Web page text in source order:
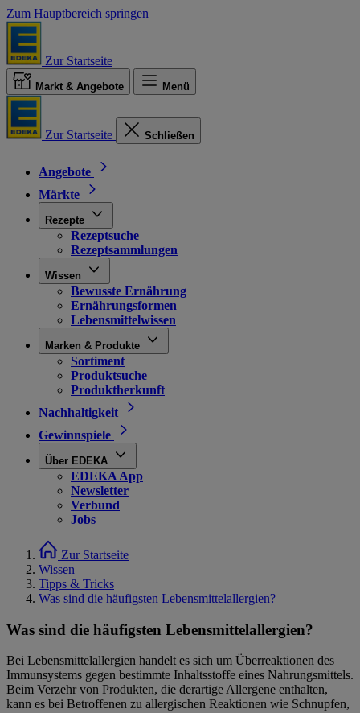
Zum Hauptbereich springen
Zur Startseite
Markt & Angebote Menü
Zur Startseite Schließen
Angebote
Märkte
Rezepte
Rezeptsuche
Rezeptsammlungen
Wissen
Bewusste Ernährung
Ernährungsformen
Lebensmittelwissen
Marken & Produkte
Sortiment
Produktsuche
Produktherkunft
Nachhaltigkeit
Gewinnspiele
Über EDEKA
EDEKA App
Newsletter
Verbund
Jobs
Zur Startseite
Wissen
Tipps & Tricks
Was sind die häufigsten Lebensmittelallergien?
Was sind die häufigsten Lebensmittelallergien?
Bei Lebensmittelallergien handelt es sich um Überreaktionen des
Immunsystems gegen bestimmte Inhaltsstoffe eines Nahrungsmittels.
Beim Verzehr von Produkten, die derartige Allergene enthalten,
kann es bei Betroffenen zu allergischen Reaktionen wie Schnupfen,